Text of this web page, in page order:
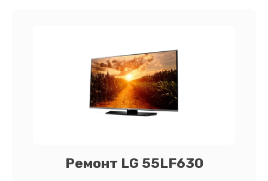
Ремонт LG 55LF630